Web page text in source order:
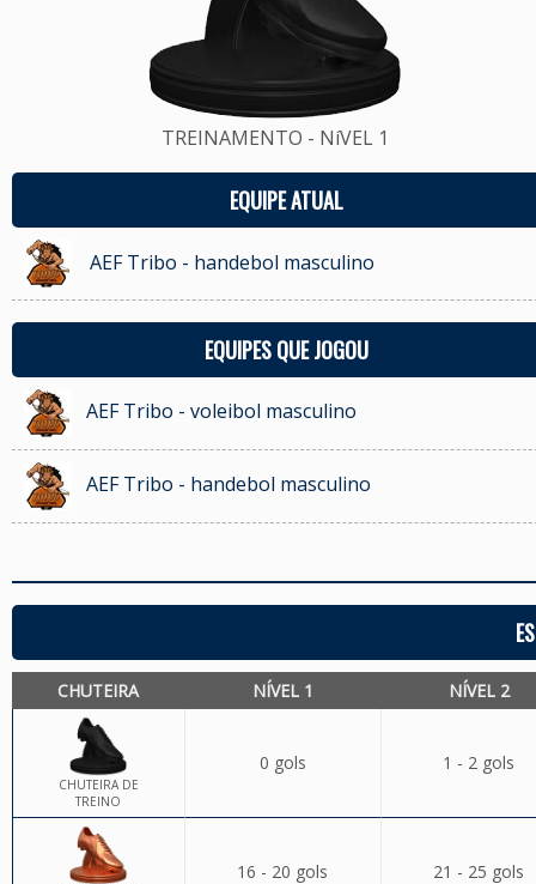
TREINAMENTO - NíVEL 1
EQUIPE ATUAL
AEF Tribo - handebol masculino
EQUIPES QUE JOGOU
AEF Tribo - voleibol masculino
AEF Tribo - handebol masculino
CHUTEIRA NÍVEL 1 NÍVEL 2
CHUTEIRA DE
TREINO
0 gols 1 - 2 gols
16 - 20 gols 21 - 25 gols